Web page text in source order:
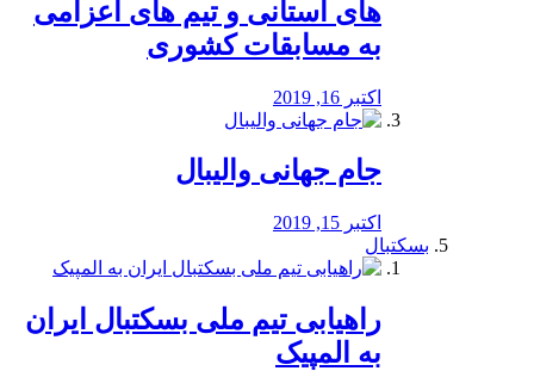
های استانی و تیم های اعزامی
به مسابقات کشوری
اکتبر 16, 2019
جام جهانی والیبال
اکتبر 15, 2019
بسکتبال
راهیابی تیم ملی بسکتبال ایران
به المپیک